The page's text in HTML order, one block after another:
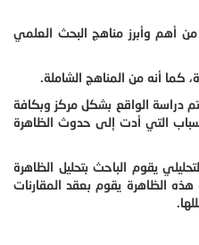
أهم وأبرز مناهج البحث العلمي
كما أنه من المناهج الشاملة.
دراسة الواقع بشكل مركز وبكافة
التي أدت إلى حدوث الظاهرة
يقوم الباحث بتحليل الظاهرة
الظاهرة يقوم بعقد المقارنات